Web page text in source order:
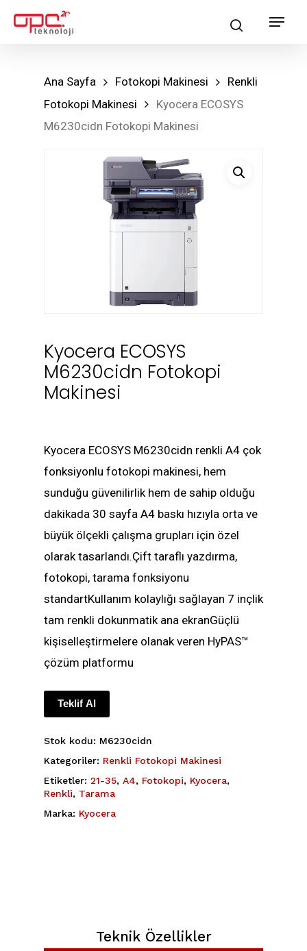
searchMenu
Ana Sayfa Fotokopi Makinesi
Renkli
Fotokopi Makinesi
Kyocera ECOSYS
M6230cidn Fotokopi Makinesi
Kyocera ECOSYS
M6230cidn Fotokopi
Makinesi
Kyocera ECOSYS M6230cidn renkli A4 çok
fonksiyonlu fotokopi makinesi, hem
sunduğu güvenilirlik hem de sahip olduğu
dakikada 30 sayfa A4 baskı hızıyla orta ve
büyük ölçekli çalışma grupları için özel
olarak tasarlandı.Çift taraflı yazdırma,
fotokopi, tarama fonksiyonu
standartKullanım kolaylığı sağlayan 7 inçlik
tam renkli dokunmatik ana ekranGüçlü
kişiselleştirmelere olanak veren HyPAS™
çözüm platformu
Teklif Al
Stok kodu: M6230cidn
Kategoriler: Renkli Fotokopi Makinesi
Etiketler: 21-35, A4, Fotokopi, Kyocera,
Renkli, Tarama
Marka: Kyocera
Teknik Özellikler